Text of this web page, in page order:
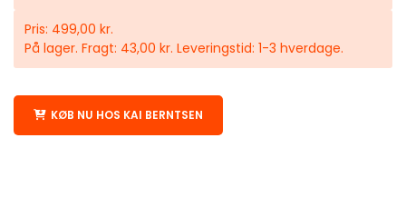
Pris: 499,00 kr.
På lager. Fragt: 43,00 kr. Leveringstid: 1-3 hverdage.
KØB NU HOS KAI BERNTSEN